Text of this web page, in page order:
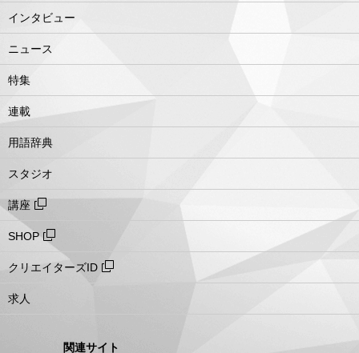
インタビュー
ニュース
特集
連載
用語辞典
スタジオ
講座
SHOP
クリエイターズID
求人
関連サイト